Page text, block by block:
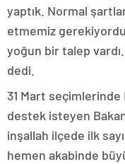
yaptık. Normal
etmemiz
yoğun bir talep vardı.
dedi.
31 Mart seçimlerinde
destek isteyen
inşallah ilçede ilk
hemen akabinde